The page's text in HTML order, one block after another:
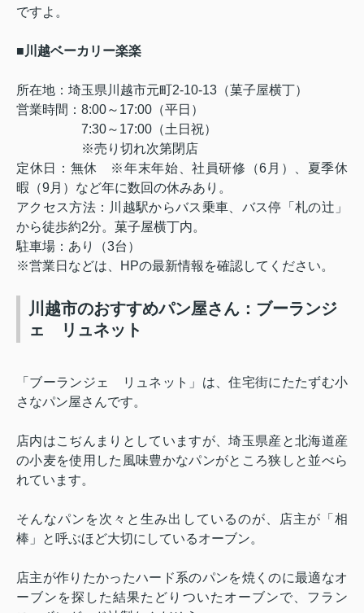
ですよ。
■ 川越ベーカリー楽楽
所在地：埼玉県川越市元町2-10-13 （菓子屋横丁）
営業時間： 8:00～ 17:00 （平日）
7:30～ 17:00 （土日祝）
※売り切れ次第閉店
定休日：無休 ※年末年始、社員研修（6 月）、夏季休
暇（9月）など年に数回の休みあり。
アクセス方法：川越駅からバス乗車、バス停「札の辻」
から徒歩約2分。菓子屋横丁内。
駐車場：あり（3台）
※営業日などは、HPの最新情報を確認してください。
川越市のおすすめパン屋さん：ブーランジ
ェ リュネット
「ブーランジェ リュネット」は、住宅街にたたずむ小
さなパン屋さんです。
店内はこぢんまりとしていますが、埼玉県産と北海道産
の小麦を使用した風味豊かなパンがところ狭しと並べら
れています。
そんなパンを次々と生み出しているのが、店主が「相
棒」と呼ぶほど大切にしているオーブン。
店主が作りたかったハード系のパンを焼くのに最適なオ
ーブンを探した結果たどりついたオーブンで、フラン